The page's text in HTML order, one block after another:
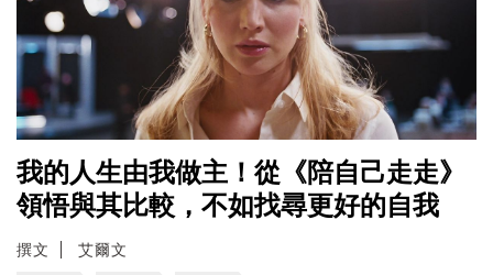
我的人生由我做主！從《陪自己走走》
領悟與其比較，不如找尋更好的自我
撰文 艾爾文